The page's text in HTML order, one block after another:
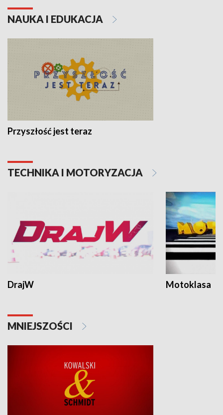
NAUKA I EDUKACJA
Przyszłość jest teraz
TECHNIKA I MOTORYZACJA
DrajW Motoklasa
MNIEJSZOŚCI